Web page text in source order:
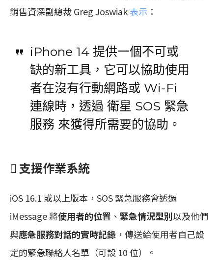
銷售資深副總裁 Greg Joswiak表示 ：
iPhone 14 提供一個不可或
缺的新工具，它可以協助使用
者在沒有行動網路或 Wi-Fi
連線時，透過 衛星 SOS 緊急
服務 來獲得所需要的協助。
 支援作業系統
iOS 16.1 或以上版本，SOS 緊急服務會透過
iMessage 將使用者的位置 、 緊急情況型別以及他們
與應急服務對話的實時記錄 ，傳送給使用者自己設
定的緊急聯絡人名單（可設 10 位）。